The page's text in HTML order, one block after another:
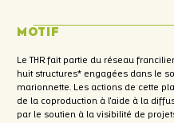
MOTIF
Le THR fait partie du réseau
huit structures* engagées dans le
marionnette. Les actions de cette
de la coproduction à l'aide à la
par le soutien à la visibilité de